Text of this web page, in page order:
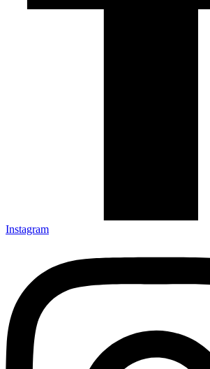
Instagram